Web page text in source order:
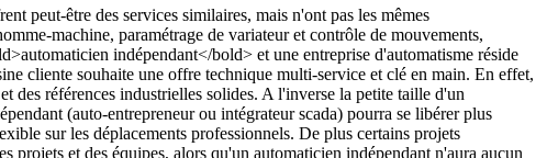
peut-être des services similaires, mais n'ont pas les mêmes
machine, paramétrage de variateur et contrôle de mouvements,
indépendant</bold> et une entreprise d'automatisme réside
cliente souhaite une offre technique multi-service et clé en main. En effet,
des références industrielles solides. A l'inverse la petite taille d'un
(auto-entrepreneur ou intégrateur scada) pourra se libérer plus
sur les déplacements professionnels. De plus certains projets
projets et des équipes, alors qu'un automaticien indépendant n'aura aucun